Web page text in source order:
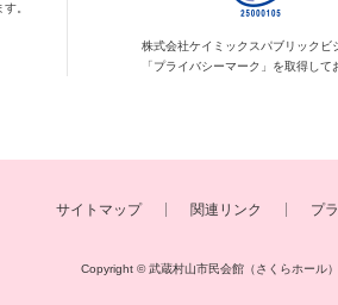
。
株式会社ケイミックス パブリックビ
「プライバシーマーク」を取得して
サイトマップ 関連リンク プ
Copyright © 武蔵村山市民会館（さくらホール）